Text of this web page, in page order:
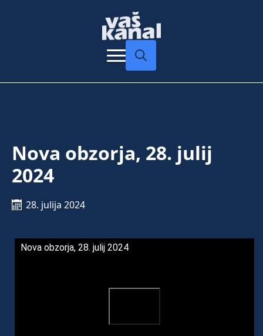
Nova obzorja, 28. julij
2024
28. julija 2024
Nova obzorja, 28. julij 2024